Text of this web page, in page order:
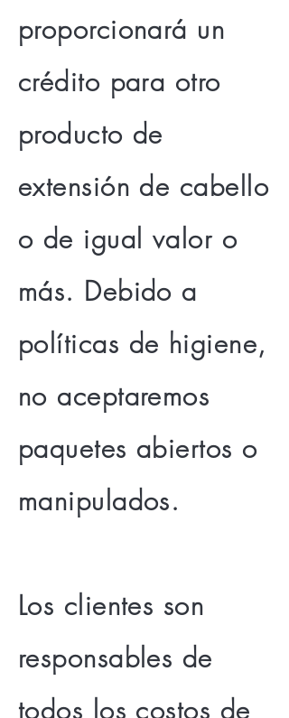
proporcionará un
crédito para otro
producto de
extensión de cabello
o de igual valor o
más. Debido a
políticas de higiene,
no aceptaremos
paquetes abiertos o
manipulados.
Los clientes son
responsables de
todos los costos de